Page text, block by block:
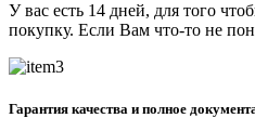
У вас есть 14 дней, для того
покупку. Если Вам что-то не
Гарантия качества и полное